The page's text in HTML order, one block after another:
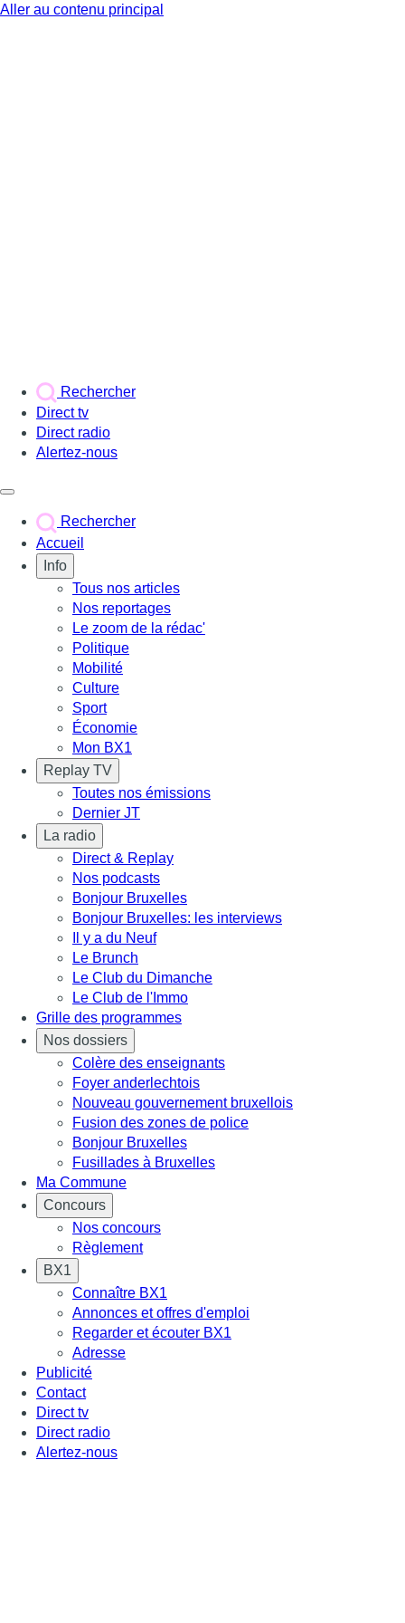
Aller au contenu principal
Rechercher
Direct tv
Direct radio
Alertez-nous
Rechercher
Accueil
Info
Tous nos articles
Nos reportages
Le zoom de la rédac'
Politique
Mobilité
Culture
Sport
Économie
Mon BX1
Replay TV
Toutes nos émissions
Dernier JT
La radio
Direct & Replay
Nos podcasts
Bonjour Bruxelles
Bonjour Bruxelles: les interviews
Il y a du Neuf
Le Brunch
Le Club du Dimanche
Le Club de l'Immo
Grille des programmes
Nos dossiers
Colère des enseignants
Foyer anderlechtois
Nouveau gouvernement bruxellois
Fusion des zones de police
Bonjour Bruxelles
Fusillades à Bruxelles
Ma Commune
Concours
Nos concours
Règlement
BX1
Connaître BX1
Annonces et offres d'emploi
Regarder et écouter BX1
Adresse
Publicité
Contact
Direct tv
Direct radio
Alertez-nous